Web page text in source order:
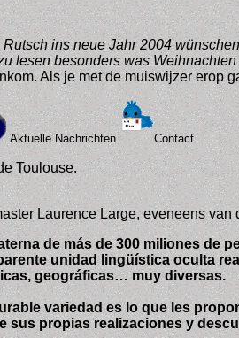
ins neue Jahr 2004
besonders was
Als je met de muiswijzer erop
Aktuelle Nachrichten Contact
Toulouse.
Laurence Large, eveneens van
de más de 300 miliones de
unidad lingüística oculta
geográficas… muy diversas.
variedad es lo que les
sus propias realizaciones y